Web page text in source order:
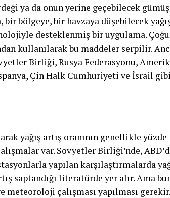
ya da onun yerine geçebilecek
bölgeye, bir havzaya düşebilecek
desteklenmiş bir uygulama.
kullanılarak bu maddeler serpilir.
Birliği, Rusya Federasyonu,
Çin Halk Cumhuriyeti ve İsrail
yağış artış oranının genellikle
var. Sovyetler Birliği’nde,
yapılan karşılaştırmalarda
saptandığı literatürde yer alır. Ama
çalışması yapılması